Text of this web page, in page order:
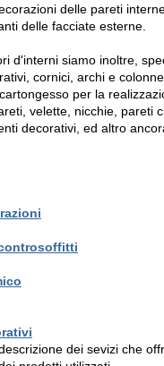
delle pareti
delle facciate esterne.
d'interni siamo inoltre,
cornici, archi e
per la
velette, nicchie, pareti
decorativi, ed altro
dei sevizi che